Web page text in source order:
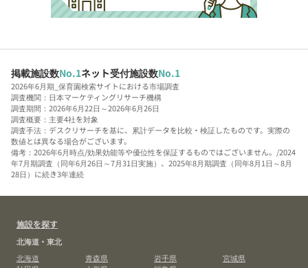
掲載施設数No.1ネット受付施設数No.1
2026年6月期_保育園検索サイトにおける市場調査
調査機関：日本マーケティングリサーチ機構
調査期間：2026年6月22日～2026年6月26日
調査概要：主要4社を対象
調査手法：デスクリサーチを基に、累計データを比較・検証したものです。実際の
数値とは異なる場合がございます。
備考：2026年6月時点/効果効能等や優位性を保証するものではございません。/2024
年7月期調査（同年6月26日～7月31日実施）、2025年8月期調査（同年8月1日～8月
28日）に続き3年連続
施設を探す
北海道・東北
北海道
青森県 岩手県
宮城県